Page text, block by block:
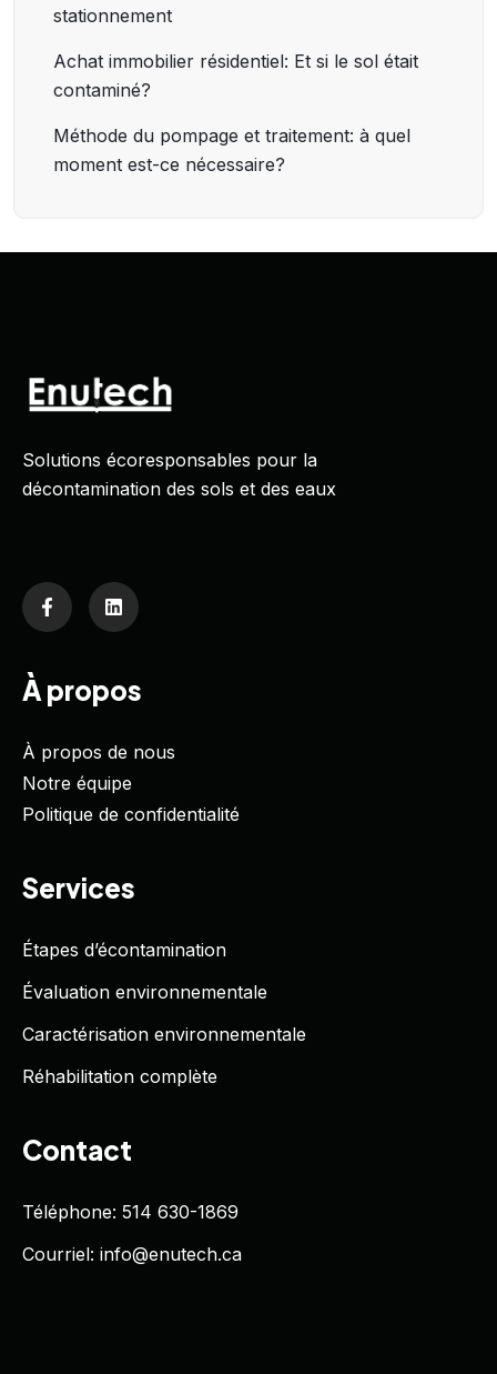
stationnement
Achat immobilier résidentiel: Et si le sol était
contaminé?
Méthode du pompage et traitement: à quel
moment est-ce nécessaire?
Solutions écoresponsables pour la
décontamination des sols et des eaux
À propos
À propos de nous
Notre équipe
Politique de confidentialité
Services
Étapes d’écontamination
Évaluation environnementale
Caractérisation environnementale
Réhabilitation complète
Contact
Téléphone: 514 630-1869
Courriel: info@enutech.ca